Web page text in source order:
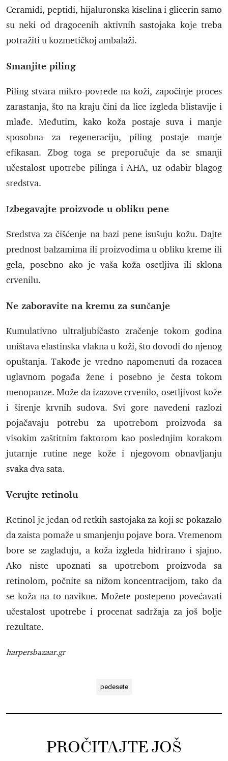
Ceramidi, peptidi, hijaluronska kiselina i glicerin samo
su neki od dragocenih aktivnih sastojaka koje treba
potražiti u kozmetičkoj ambalaži.
Smanjite piling
Piling stvara mikro-povrede na koži, započinje proces
zarastanja, što na kraju čini da lice izgleda blistavije i
mlađe. Međutim, kako koža postaje suva i manje
sposobna za regeneraciju, piling postaje manje
efikasan. Zbog toga se preporučuje da se smanji
učestalost upotrebe pilinga i AHA, uz odabir blagog
sredstva.
Izbegavajte proizvode u obliku pene
Sredstva za čišćenje na bazi pene isušuju kožu. Dajte
prednost balzamima ili proizvodima u obliku kreme ili
gela, posebno ako je vaša koža osetljiva ili sklona
crvenilu.
Ne zaboravite na kremu za sunčanje
Kumulativno ultraljubičasto zračenje tokom godina
uništava elastinska vlakna u koži, što dovodi do njenog
opuštanja. Takođe je vredno napomenuti da rozacea
uglavnom pogađa žene i posebno je česta tokom
menopauze. Može da izazove crvenilo, osetljivost kože
i širenje krvnih sudova. Svi gore navedeni razlozi
pojačavaju potrebu za upotrebom proizvoda sa
visokim zaštitnim faktorom kao poslednjim korakom
jutarnje rutine nege kože i njegovom obnavljanju
svaka dva sata.
Verujte retinolu
Retinol je jedan od retkih sastojaka za koji se pokazalo
da zaista pomaže u smanjenju pojave bora. Vremenom
bore se zaglađuju, a koža izgleda hidrirano i sjajno.
Ako niste upoznati sa upotrebom proizvoda sa
retinolom, počnite sa nižom koncentracijom, tako da
se koža na to navikne. Možete postepeno povećavati
učestalost upotrebe i procenat sadržaja za još bolje
rezultate.
harpersbazaar.gr
pedesete
PROČITAJTE JOŠ